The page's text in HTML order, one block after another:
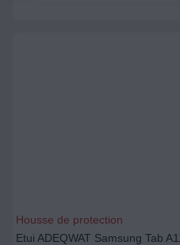
Housse de protection
Etui ADEQWAT Samsung Tab